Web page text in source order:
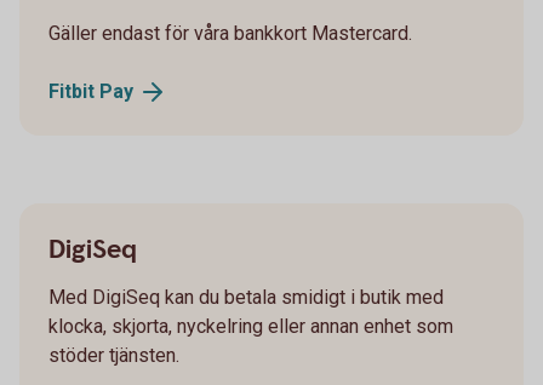
Gäller endast för våra bankkort Mastercard.
Fitbit Pay
DigiSeq
Med DigiSeq kan du betala smidigt i butik med
klocka, skjorta, nyckelring eller annan enhet som
stöder tjänsten.